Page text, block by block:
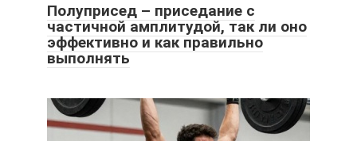
Полуприсед – приседание с
частичной амплитудой, так ли оно
эффективно и как правильно
выполнять